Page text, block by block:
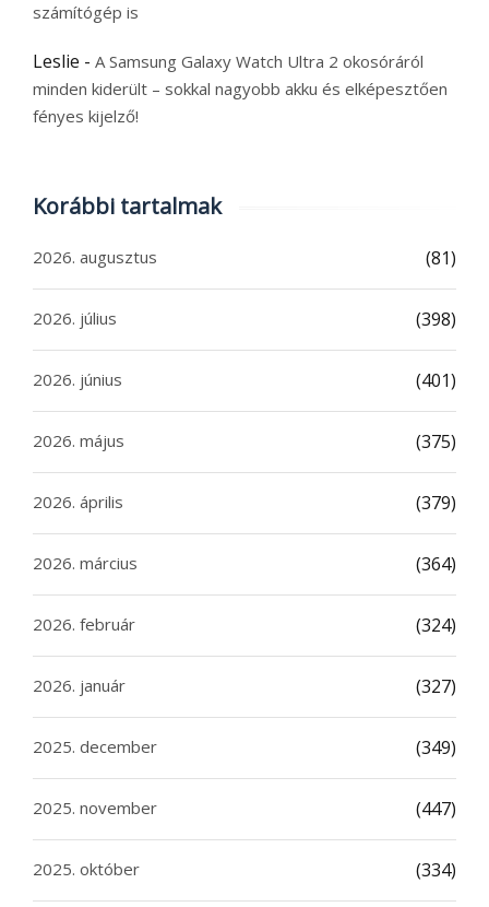
számítógép is
Leslie - A Samsung Galaxy Watch Ultra 2 okosóráról
minden kiderült – sokkal nagyobb akku és elképesztően
fényes kijelző!
Korábbi tartalmak
2026. augusztus (81)
2026. július (398)
2026. június (401)
2026. május (375)
2026. április (379)
2026. március (364)
2026. február (324)
2026. január (327)
2025. december (349)
2025. november (447)
2025. október (334)